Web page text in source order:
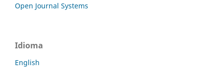
Open Journal Systems
Idioma
English